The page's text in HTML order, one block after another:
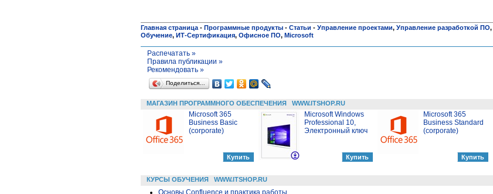
Главная страница - Программные продукты - Статьи - Управление проектами, Управление разработкой ПО,
Обучение, ИТ-Сертификация, Офисное ПО, Microsoft
Распечатать »
Правила публикации »
Рекомендовать »
Поделиться…
МАГАЗИН ПРОГРАММНОГО ОБЕСПЕЧЕНИЯ WWW.ITSHOP.RU
Microsoft 365
Business Basic
(corporate)
Microsoft Windows
Professional 10,
Электронный ключ
Microsoft 365
Business Standard
(corporate)
КУРСЫ ОБУЧЕНИЯ WWW.ITSHOP.RU
Основы Confluence и практика работы